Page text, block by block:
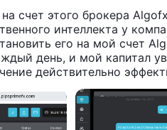
счет этого брокера
интеллекта у
его на мой счет
день, и мой капитал
действительно
и это удалось. 7 декабря
и 5000 долларов США на
США и изменила